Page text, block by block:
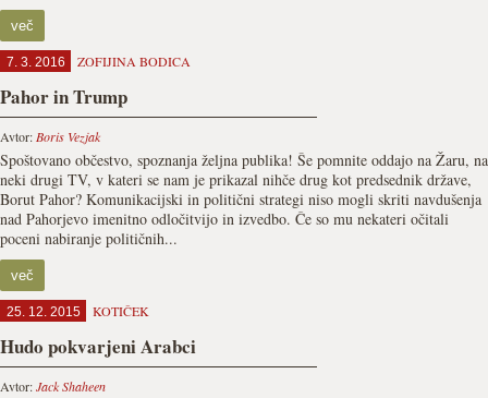
več
7. 3. 2016 ZOFIJINA BODICA
Pahor in Trump
Avtor: Boris Vezjak
Spoštovano občestvo, spoznanja željna publika! Še pomnite oddajo na Žaru, na
neki drugi TV, v kateri se nam je prikazal nihče drug kot predsednik države,
Borut Pahor? Komunikacijski in politični strategi niso mogli skriti navdušenja
nad Pahorjevo imenitno odločitvijo in izvedbo. Če so mu nekateri očitali
poceni nabiranje političnih...
več
25. 12. 2015 KOTIČEK
Hudo pokvarjeni Arabci
Avtor:Jack Shaheen